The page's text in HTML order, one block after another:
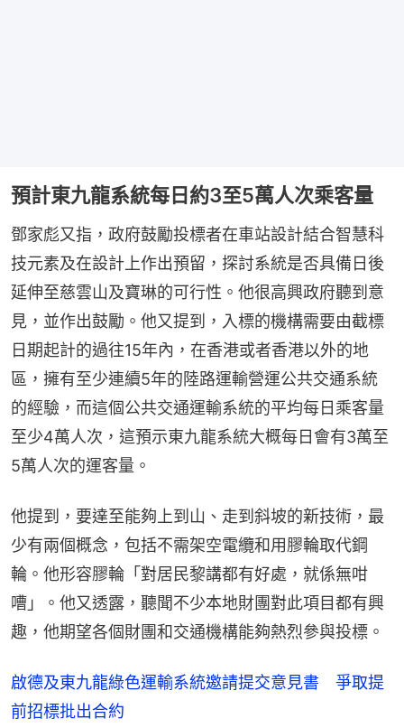
預計東九龍系統每日約3至5萬人次乘客量
鄧家彪又指，政府鼓勵投標者在車站設計結合智慧科
技元素及在設計上作出預留，探討系統是否具備日後
延伸至慈雲山及寶琳的可行性。他很高興政府聽到意
見，並作出鼓勵。他又提到，入標的機構需要由截標
日期起計的過往15年內，在香港或者香港以外的地
區，擁有至少連續5年的陸路運輸營運公共交通系統
的經驗，而這個公共交通運輸系統的平均每日乘客量
至少4萬人次，這預示東九龍系統大概每日會有3萬至
5萬人次的運客量。
他提到，要達至能夠上到山、走到斜坡的新技術，最
少有兩個概念，包括不需架空電纜和用膠輪取代鋼
輪。他形容膠輪「對居民黎講都有好處，就係無咁
嘈」。他又透露，聽聞不少本地財團對此項目都有興
趣，他期望各個財團和交通機構能夠熱烈參與投標。
啟德及東九龍綠色運輸系統邀請提交意見書 爭取提
前招標批出合約